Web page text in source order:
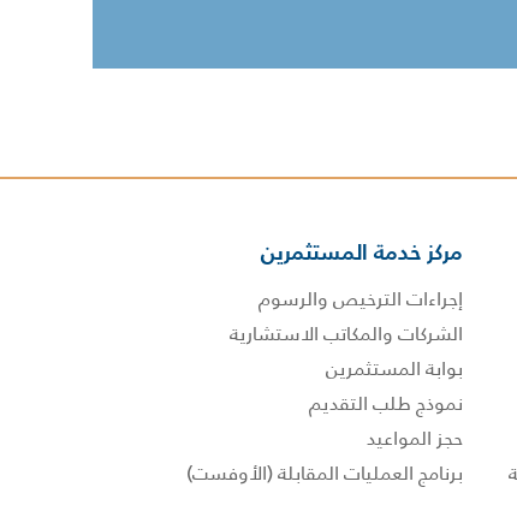
مركز خدمة المستثمرين
إجراءات الترخيص والرسوم
الشركات والمكاتب الاستشارية
بوابة المستثمرين
نموذج طلب التقديم
حجز المواعيد
برنامج العمليات المقابلة (الأوفست)